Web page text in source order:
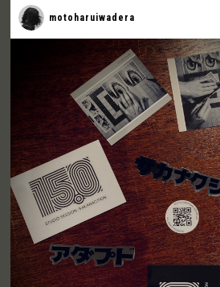
motoharuiwadera